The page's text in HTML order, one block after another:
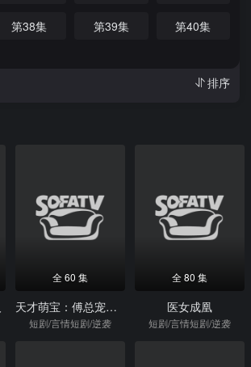
第38集 第39集 第40集
排序
全 60 集
天才萌宝：傅总宠妻超甜
短剧/言情短剧/逆袭
全 80 集
医女成凰
短剧/言情短剧/逆袭